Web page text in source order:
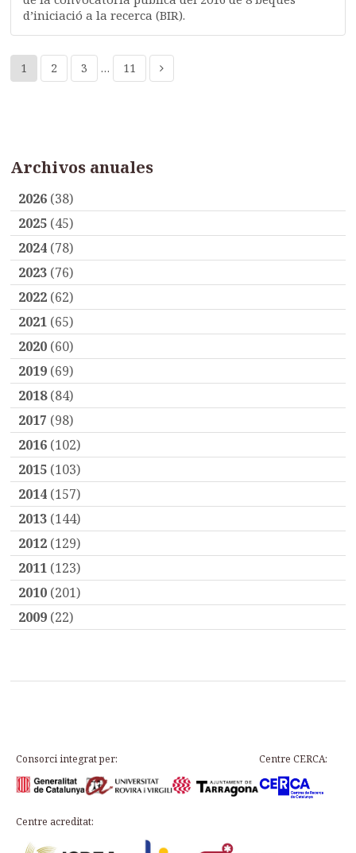
d’iniciació a la recerca (BIR).
1 2 3 … 11
Archivos anuales
2026 (38)
2025 (45)
2024 (78)
2023 (76)
2022 (62)
2021 (65)
2020 (60)
2019 (69)
2018(84)
2017 (98)
2016 (102)
2015 (103)
2014 (157)
2013 (144)
2012 (129)
2011 (123)
2010 (201)
2009 (22)
Consorci integrat per: Centre CERCA:
Centre acreditat: